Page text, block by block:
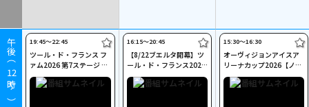
午後（
12
時～）
19:45〜22:45
ツール・ド・フランス フ
ァム2026 第7ステージ Cy
cle*
16:15〜20:45
【8/22ブエルタ開幕】ツ
ール・ド・フランス2026
第13ステージ Cycle*
15:30〜16:30
オーヴィジョンアイスア
リーナカップ2026【ノー
ビスAB男女】